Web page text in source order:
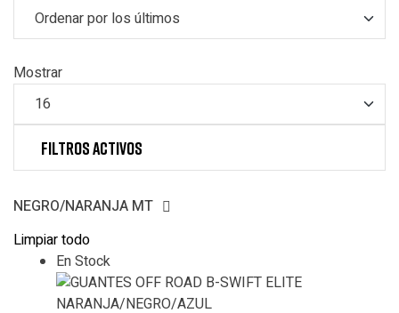
Mostrar
Filtros activos
NEGRO/NARANJA MT
Limpiar todo
En Stock